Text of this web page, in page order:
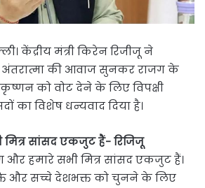
केंद्रीय मंत्री किरेन रिजीजू ने
अंतरात्मा की आवाज सुनकर राजग के
को वोट देने के लिए विपक्षी
विशेष धन्यवाद दिया है।
सांसद एकजुट हैं- रिजिजू
और हमारे सभी मित्र सांसद एकजुट हैं।
और सच्चे देशभक्त को चुनने के लिए